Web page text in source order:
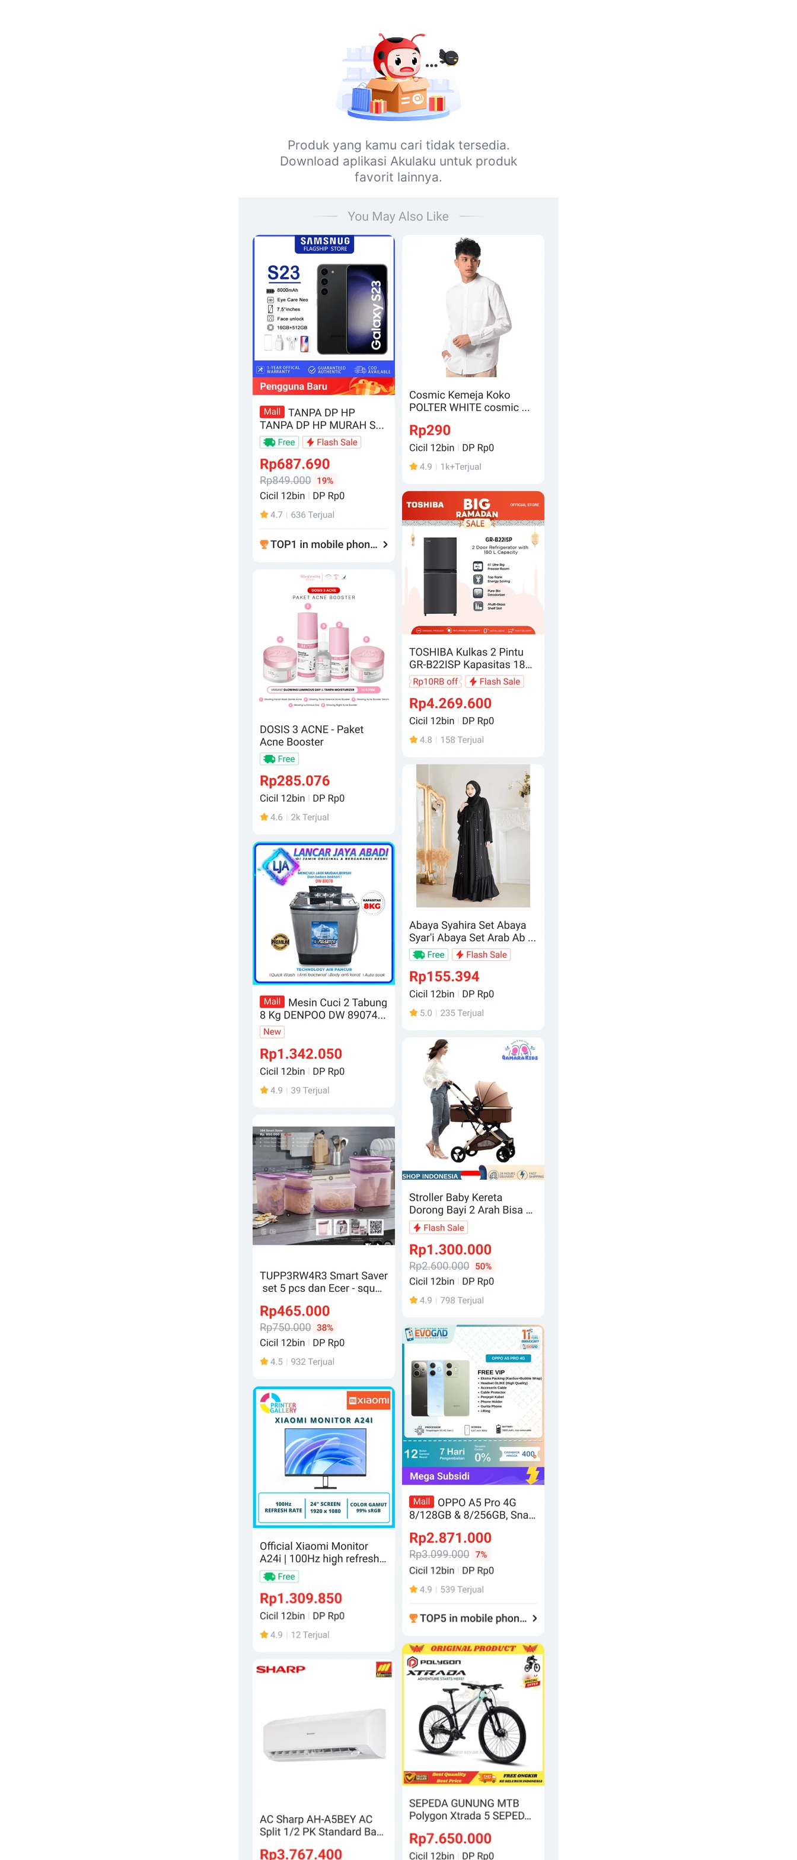
Produk yang kamu cari tidak tersedia.
Download aplikasi Akulaku untuk produk
favorit lainnya.